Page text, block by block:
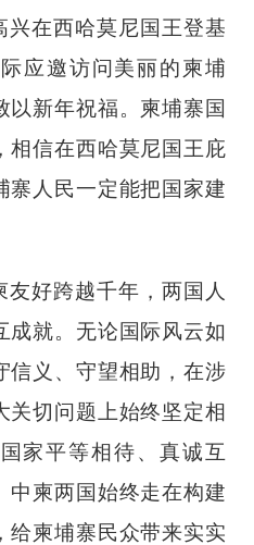
兴在西哈莫尼国王登基
应邀访问美丽的柬埔
以新年祝福。柬埔寨国
相信在西哈莫尼国王庇
寨人民一定能把国家建
友好跨越千年，两国人
成就。无论国际风云如
信义、守望相助，在涉
关切问题上始终坚定相
家平等相待、真诚互
中柬两国始终走在构建
给柬埔寨民众带来实实